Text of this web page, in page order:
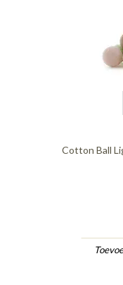
Cotton Ball